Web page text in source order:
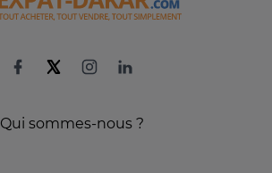
Qui sommes-nous ?